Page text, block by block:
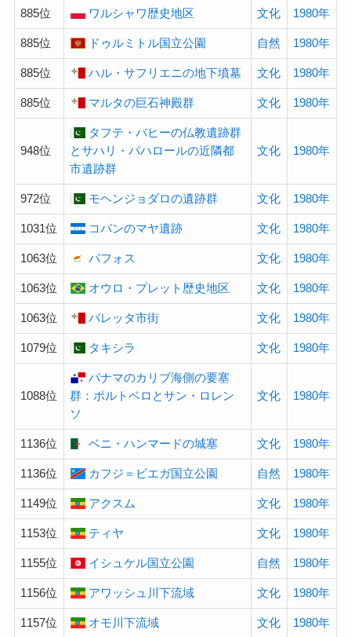
885位 ワルシャワ歴史地区 文化 1980年
885位 ドゥルミトル国立公園 自然 1980年
885位 ハル・サフリエニの地下墳墓 文化 1980年
885位 マルタの巨石神殿群 文化 1980年
948位
タフテ・バヒーの仏教遺跡群
とサハリ・バハロールの近隣都
市遺跡群
文化 1980年
972位 モヘンジョダロの遺跡群 文化 1980年
1031位 コパンのマヤ遺跡 文化 1980年
1063位 パフォス 文化 1980年
1063位 オウロ・プレット歴史地区 文化 1980年
1063位 バレッタ市街 文化 1980年
1079位 タキシラ 文化 1980年
1088位
パナマのカリブ海側の要塞
群：ポルトベロとサン・ロレン
ソ
文化 1980年
1136位 ベニ・ハンマードの城塞 文化 1980年
1136位 カフジ＝ビエガ国立公園 自然 1980年
1149位 アクスム 文化 1980年
1153位 ティヤ 文化 1980年
1155位 イシュケル国立公園 自然 1980年
1156位 アワッシュ川下流域 文化 1980年
1157位 オモ川下流域 文化 1980年